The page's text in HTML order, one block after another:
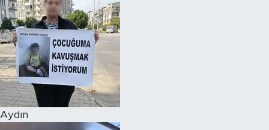
Aydın